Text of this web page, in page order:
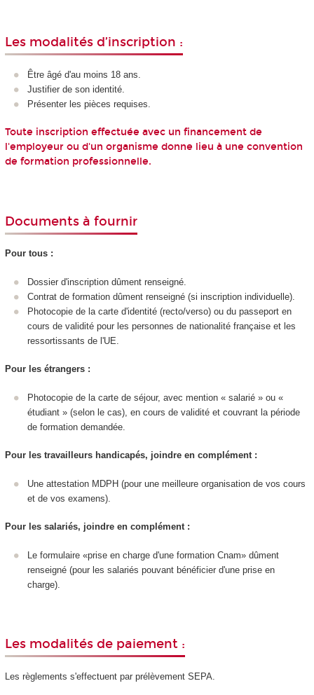
Les modalités d’inscription :
Être âgé d'au moins 18 ans.
Justifier de son identité.
Présenter les pièces requises.
Toute inscription effectuée avec un financement de
l'employeur ou d'un organisme donne lieu à une convention
de formation professionnelle.
Documents à fournir
Pour tous :
Dossier d'inscription dûment renseigné.
Contrat de formation dûment renseigné (si inscription individuelle).
Photocopie de la carte d'identité (recto/verso) ou du passeport en
cours de validité pour les personnes de nationalité française et les
ressortissants de l'UE.
Pour les étrangers :
Photocopie de la carte de séjour, avec mention « salarié » ou «
étudiant » (selon le cas), en cours de validité et couvrant la période
de formation demandée.
Pour les travailleurs handicapés, joindre en complément :
Une attestation MDPH (pour une meilleure organisation de vos cours
et de vos examens).
Pour les salariés, joindre en complément :
Le formulaire «prise en charge d'une formation Cnam» dûment
renseigné (pour les salariés pouvant bénéficier d'une prise en
charge).
Les modalités de paiement :
Les règlements s'effectuent par prélèvement SEPA.